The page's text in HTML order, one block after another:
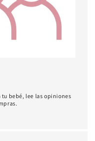
tu bebé, lee las opiniones